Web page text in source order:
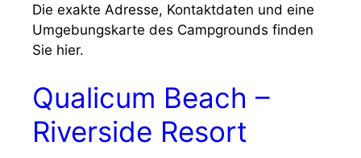
Die exakte Adresse, Kontaktdaten und eine
Umgebungskarte des Campgrounds finden
Sie hier.
Qualicum Beach –
Riverside Resort